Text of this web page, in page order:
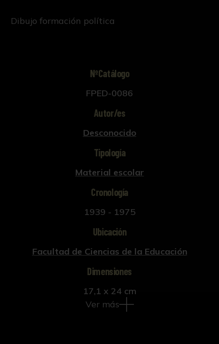
Dibujo formación política
NºCatálogo
FPED-0086
Autor/es
Desconocido
Tipología
Material escolar
Cronología
1939 - 1975
Ubicación
Facultad de Ciencias de la Educación
Dimensiones
17,1 x 24 cm
Ver más